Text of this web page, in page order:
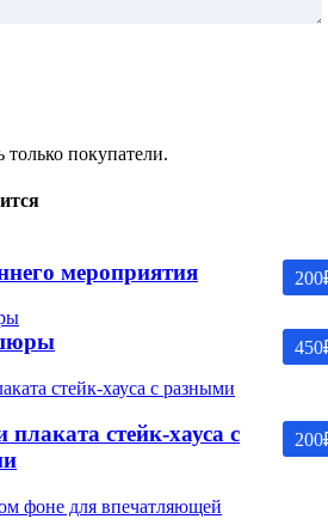
покупатели.
200
мероприятия
450
200
стейк-хауса с